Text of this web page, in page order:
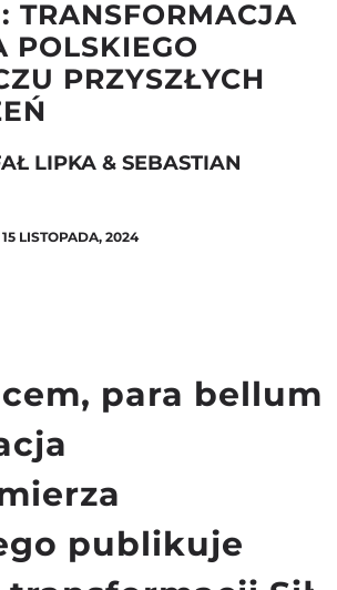
Szukaj
TRANSFORMACJA
POLSKIEGO
PRZYSZŁYCH
LIPKA & SEBASTIAN
LISTOPADA, 2024
para bellum
publikuje